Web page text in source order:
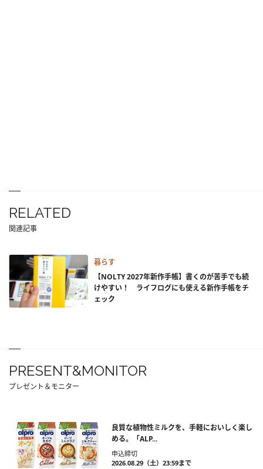
RELATED
関連記事
暮らす
【NOLTY 2027年新作手帳】書くのが苦手でも続
けやすい！ ライフログにも使える新作手帳をチ
ェック
PRESENT&MONITOR
プレゼント＆モニター
良質な植物性ミルクを、手軽においしく楽し
める。「ALP...
申込締切
2026.08.29（土）23:59まで